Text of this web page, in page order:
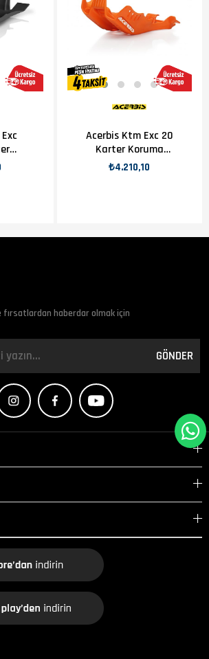
Acerbis Ktm Exc 20
Karter Koruma
Turuncu
₺4.210,10
fırsatlardan haberdar olmak için
GÖNDER